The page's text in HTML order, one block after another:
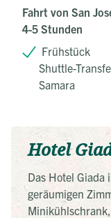
Fahrt von San
4-5 Stunden
Frühstück
Shuttle-
Samara
Hotel
Das Hotel Giada
geräumigen